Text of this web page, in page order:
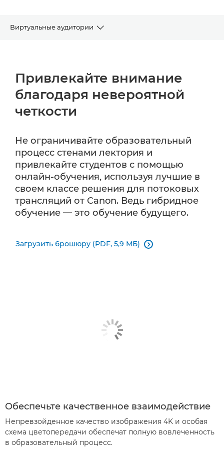
Виртуальные аудитории
Продукты PTZ
Программное обеспечение
Привлекайте внимание
благодаря невероятной
четкости
Не ограничивайте образовательный
процесс стенами лектория и
привлекайте студентов с помощью
онлайн-обучения, используя лучшие в
своем классе решения для потоковых
трансляций от Canon. Ведь гибридное
обучение — это обучение будущего.
Загрузить брошюру (PDF, 5,9 МБ) 
Обеспечьте качественное взаимодействие
Непревзойденное качество изображения 4K и особая
схема цветопередачи обеспечат полную вовлеченность
в образовательный процесс.